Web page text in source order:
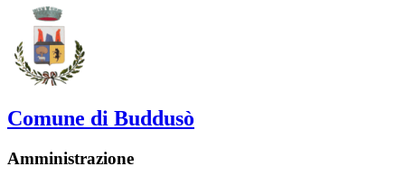
Comune di Buddusò
Amministrazione